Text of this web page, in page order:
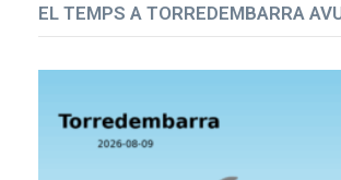
EL TEMPS A TORREDEMBARRA